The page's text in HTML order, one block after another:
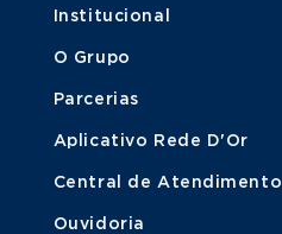
Institucional
O Grupo
Parcerias
Aplicativo Rede D'Or
Central de Atendimento
Ouvidoria